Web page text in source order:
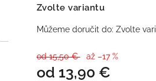
od 15,50 € až –17 %
od 13,90 €
Zvolte variantu
Můžeme doručit do: Zvolte